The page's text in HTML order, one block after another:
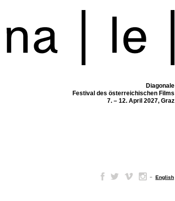
Diagonale
Festival des österreichischen Films
7. – 12. April 2027, Graz
– English